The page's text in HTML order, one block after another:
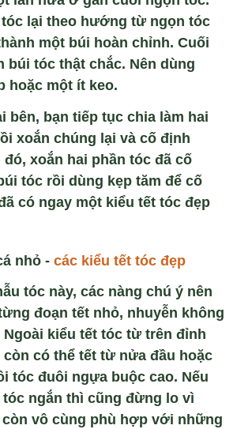
tóc lại theo hướng từ ngọn tóc
một búi hoàn chỉnh. Cuối
búi tóc thật chắc. Nên dùng
hoặc một ít keo.
bên, bạn tiếp tục chia làm hai
xoắn chúng lại và cố định
đó, xoắn hai phần tóc đã cố
tóc rồi dùng kẹp tăm để cố
có ngay một kiểu tết tóc đẹp
á nhỏ - các kiểu tết tóc đẹp
tóc này, các nàng chú ý nên
đoạn tết nhỏ, nhuyễn không
kiểu tết tóc từ trên đỉnh
còn có thể tết từ nửa đầu hoặc
tóc đuôi ngựa buộc cao. Nếu
tóc ngắn thì cũng đừng lo vì
còn vô cùng phù hợp với những